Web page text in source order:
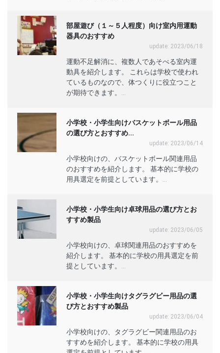
部屋遊び（１～５人程度）向け室内用運動
器具のおすすめ
update: 2023/06/18
運動不足解消に、複数人であそべる室内運
動具を紹介します。 これらは学校で使われ
ているものなので、体つくりに役立つこと
が期待できます。...
小学校・小学生向けバスケットボール用品
の選び方とおすすめ...
update: 2023/06/14
小学校向けの、バスケットボール関連用品
のおすすめを紹介します。 基本的に学校の
用具選定を前提としています。...
小学校・小学生向け卓球用品の選び方とお
すすめ製品
update: 2023/06/05
小学校向けの、卓球関連用品のおすすめを
紹介します。 基本的に学校の用具選定を前
提としています。...
小学校・小学生向けタグラグビー用品の選
び方とおすすめ製品
update: 2023/06/04
小学校向けの、タグラグビー関連用品のお
すすめを紹介します。 基本的に学校の用具